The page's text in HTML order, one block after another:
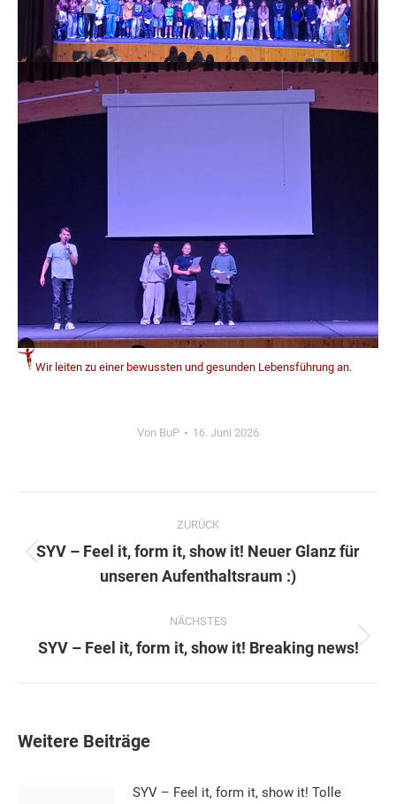
Wir leiten zu einer bewussten und gesunden Lebensführung an.
Von BuP 16. Juni 2026
ZURÜCK
Vorheriger
Beitrag:
SYV – Feel it, form it, show it! Neuer Glanz für
unseren Aufenthaltsraum :)
NÄCHSTES
Nächster
SYV – Feel it, form it, show it! Breaking news!
Weitere Beiträge
SYV – Feel it, form it, show it! Tolle